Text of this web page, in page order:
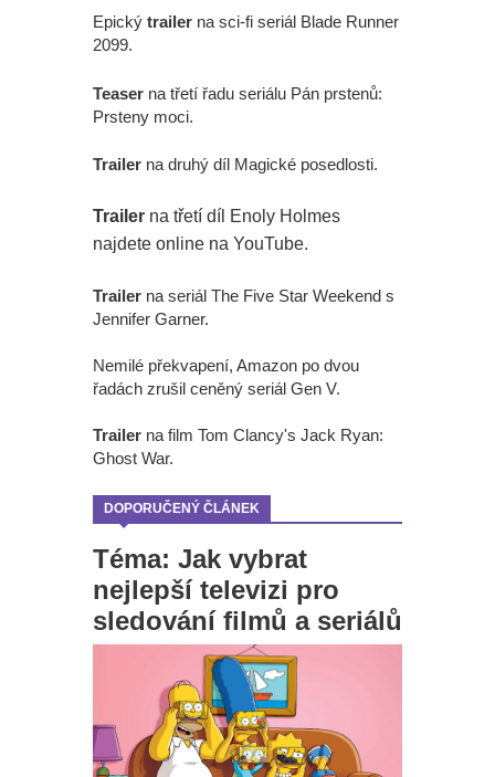
Epický trailer na sci-fi seriál Blade Runner
2099.
Teaser na třetí řadu seriálu Pán prstenů:
Prsteny moci.
Trailer na druhý díl Magické posedlosti.
Trailer na třetí díl Enoly Holmes
najdete online na YouTube.
Trailer na seriál The Five Star Weekend s
Jennifer Garner.
Nemilé překvapení, Amazon po dvou
řadách zrušil ceněný seriál Gen V.
Trailer na film Tom Clancy's Jack Ryan:
Ghost War.
DOPORUČENÝ ČLÁNEK
Téma: Jak vybrat
nejlepší televizi pro
sledování filmů a seriálů